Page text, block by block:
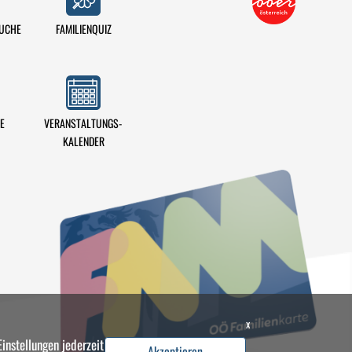
jederzeit
x
FAMILIENQUIZ
VERANSTALTUNGS-
KALENDER